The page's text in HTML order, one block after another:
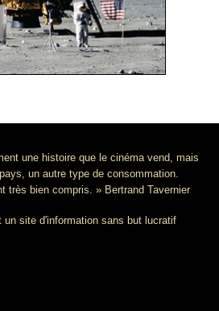
une histoire que le cinéma vend, mais
un autre type de consommation.
très bien compris. » Bertrand Tavernier
un site d'information sans but lucratif